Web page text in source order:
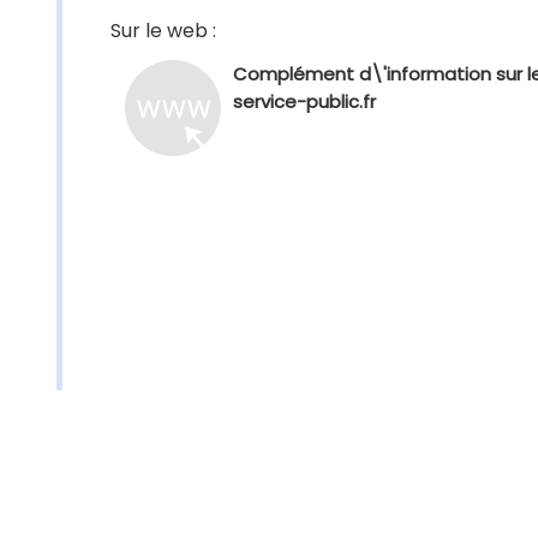
Sur le web :
Complément d\'information sur
service-public.fr